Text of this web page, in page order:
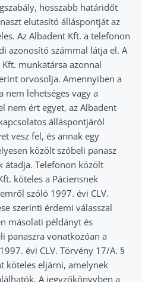
hosszabb határidőt
elutasító álláspontját az
Az Albadent Kft. a telefonon
azonosító számmal látja el. A
munkatársa azonnal
orvosolja. Amennyiben a
nem lehetséges vagy a
nem ért egyet, az Albadent
álláspontjáról
vesz fel, és annak egy
közölt szóbeli panasz
átadja. Telefonon közölt
köteles a Páciensnek
szóló 1997. évi CLV.
szerinti érdemi válasszal
másolati példányt és
panaszra vonatkozóan a
évi CLV. Törvény 17/A. §
köteles eljárni, amelynek
A jegyzőkönyvben a